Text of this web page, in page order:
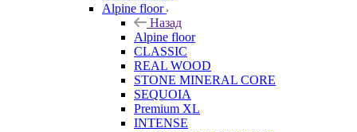
Alpine floor
Назад
Alpine floor
CLASSIC
REAL WOOD
STONE MINERAL CORE
SEQUOIA
Premium XL
INTENSE